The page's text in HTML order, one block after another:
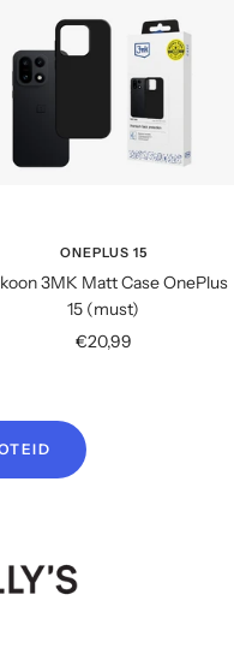
ONEPLUS 15
3MK Matt Case OnePlus
15 (must)
Soodushind
€20,99